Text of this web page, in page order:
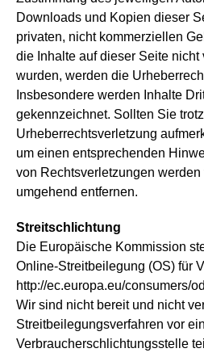
Downloads und Kopien dieser
privaten, nicht kommerziellen
die Inhalte auf dieser Seite nicht
wurden, werden die
Insbesondere werden Inhalte
gekennzeichnet. Sollten Sie
Urheberrechtsverletzung
um einen entsprechenden
von Rechtsverletzungen
umgehend entfernen.
Streitschlichtung
Die Europäische Kommission
Online-Streitbeilegung (OS) für
http://ec.europa.eu/consumers/
Wir sind nicht bereit und nicht
Streitbeilegungsverfahren vor
Verbraucherschlichtungsstelle